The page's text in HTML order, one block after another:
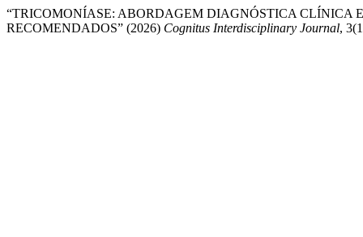
“TRICOMONÍASE: ABORDAGEM DIAGNÓSTICA CLÍNICA
RECOMENDADOS” (2026) Cognitus Interdisciplinary Journal,